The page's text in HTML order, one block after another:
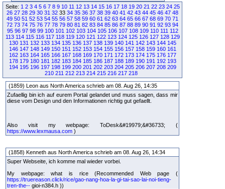
Seite: 1 2 3 4 5 6 7 8 9 10 11 12 13 14 15 16 17 18 19 20 21 22 23 24 25
26 27 28 29 30 31 32 33 34 35 36 37 38 39 40 41 42 43 44 45 46 47 48
49 50 51 52 53 54 55 56 57 58 59 60 61 62 63 64 65 66 67 68 69 70 71
72 73 74 75 76 77 78 79 80 81 82 83 84 85 86 87 88 89 90 91 92 93 94
95 96 97 98 99 100 101 102 103 104 105 106 107 108 109 110 111 112
113 114 115 116 117 118 119 120 121 122 123 124 125 126 127 128 129
130 131 132 133 134 135 136 137 138 139 140 141 142 143 144 145
146 147 148 149 150 151 152 153 154 155 156 157 158 159 160 161
162 163 164 165 166 167 168 169 170 171 172 173 174 175 176 177
178 179 180 181 182 183 184 185 186 187 188 189 190 191 192 193
194 195 196 197 198 199 200 201 202 203 204 205 206 207 208 209
210 211 212 213 214 215 216 217 218
(1859) Leon aus North America schrieb am 08. Aug 26, 14:35
Zufaellig bin ich auf eurem Portal gelandet und muss sagen, dass mir
diese vom Design und den Informationen richtig gut gefaellt.
Also visit my webpage: ToDesk&#19979;&#36733; (
https://www.lexmausa.com )
(1858) Kenneth aus North America schrieb am 08. Aug 26, 14:34
Super Webseite, ich komme mal wieder vorbei.
My webpage: what is rice (Recommended Web page (
https://truereason.click/rice/gao-nang-hoa-la-gi-tai-sao-lai-noi-tieng-
tren-the-- gioi-n384.h ))